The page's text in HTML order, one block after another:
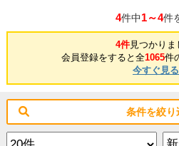
4件中1～4件
4件見つかりま
会員登録をすると全1065件
今すぐ見る
条件を絞り